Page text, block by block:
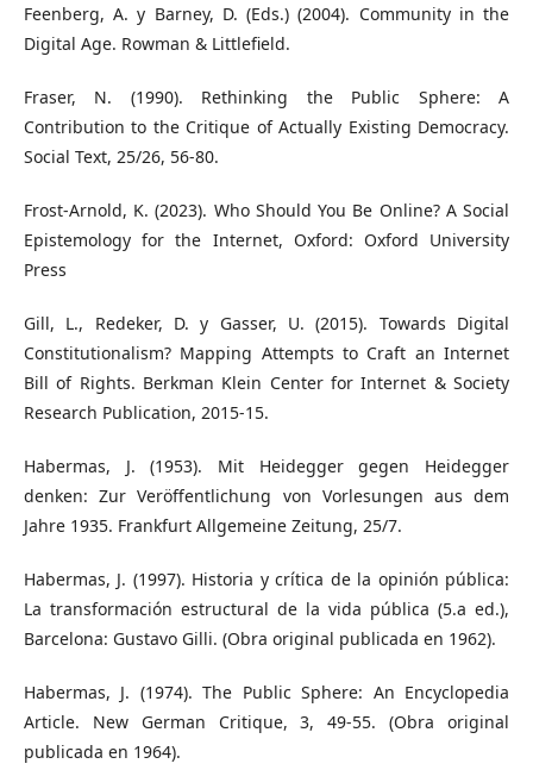
Feenberg, A. y Barney, D. (Eds.) (2004). Community in the
Digital Age. Rowman & Littlefield.
Fraser, N. (1990). Rethinking the Public Sphere: A
Contribution to the Critique of Actually Existing Democracy.
Social Text, 25/26, 56-80.
Frost-Arnold, K. (2023). Who Should You Be Online? A Social
Epistemology for the Internet, Oxford: Oxford University
Press
Gill, L., Redeker, D. y Gasser, U. (2015). Towards Digital
Constitutionalism? Mapping Attempts to Craft an Internet
Bill of Rights. Berkman Klein Center for Internet & Society
Research Publication, 2015-15.
Habermas, J. (1953). Mit Heidegger gegen Heidegger
denken: Zur Veröffentlichung von Vorlesungen aus dem
Jahre 1935. Frankfurt Allgemeine Zeitung, 25/7.
Habermas, J. (1997). Historia y crítica de la opinión pública:
La transformación estructural de la vida pública (5.a ed.),
Barcelona: Gustavo Gilli. (Obra original publicada en 1962).
Habermas, J. (1974). The Public Sphere: An Encyclopedia
Article. New German Critique, 3, 49-55. (Obra original
publicada en 1964).